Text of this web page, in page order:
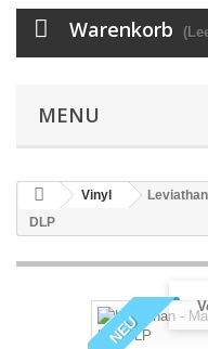
Warenkorb
MENU
Vinyl
DLP
NEU